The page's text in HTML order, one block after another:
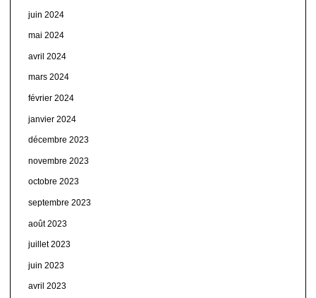
juin 2024
mai 2024
avril 2024
mars 2024
février 2024
janvier 2024
décembre 2023
novembre 2023
octobre 2023
septembre 2023
août 2023
juillet 2023
juin 2023
avril 2023